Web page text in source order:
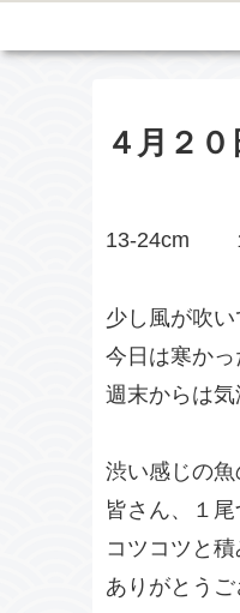
４月２０
13-24cm
少し風が吹い
今日は寒か
週末からは
渋い感じの魚
皆さん、１
コツコツと積
ありがとう